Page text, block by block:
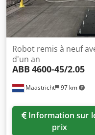
Maastricht 97 km
Robot remis à neuf
d'un an
ABB 4600-45/2.05
prix